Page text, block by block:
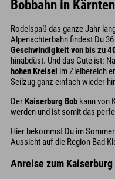
Bobbahn in Kärnten
Rodelspaß das ganze Jahr
Alpenachterbahn findest Du
Geschwindigkeit von bis zu
hinabdüst. Und das Gute ist:
hohen Kreisel im Zielbereich
Seilzug ganz einfach wieder
DerKaiserburg Bob kann von
werden und ist somit das
Hier bekommst Du im
Aussicht auf die Region Bad
Anreise zum Kaiserburg